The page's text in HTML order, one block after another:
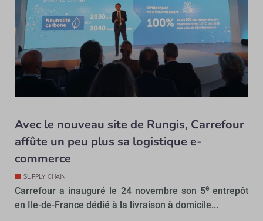
Avec le nouveau site de Rungis, Carrefour
affûte un peu plus sa logistique e-
commerce
SUPPLY CHAIN
Carrefour a inauguré le 24 novembre son 5eentrepôt
en Ile-de-France dédié à la livraison à domicile...